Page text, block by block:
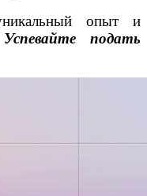
опыт и
Успевайте подать